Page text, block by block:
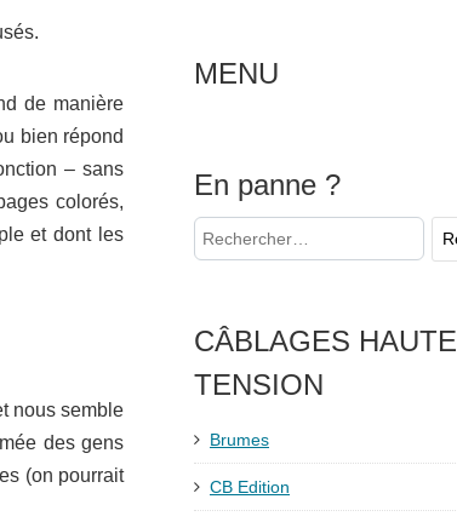
de manière
bien répond
– sans
colorés,
et dont les
nous semble
des gens
(on pourrait
MENU
En panne ?
CÂBLAGES HAUTE
TENSION
Brumes
CB Edition